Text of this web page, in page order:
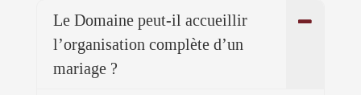
Quels équipements logistiques sont
inclus sur place ?